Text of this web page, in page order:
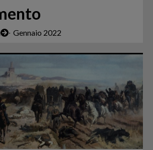
∙ Gennaio 2022